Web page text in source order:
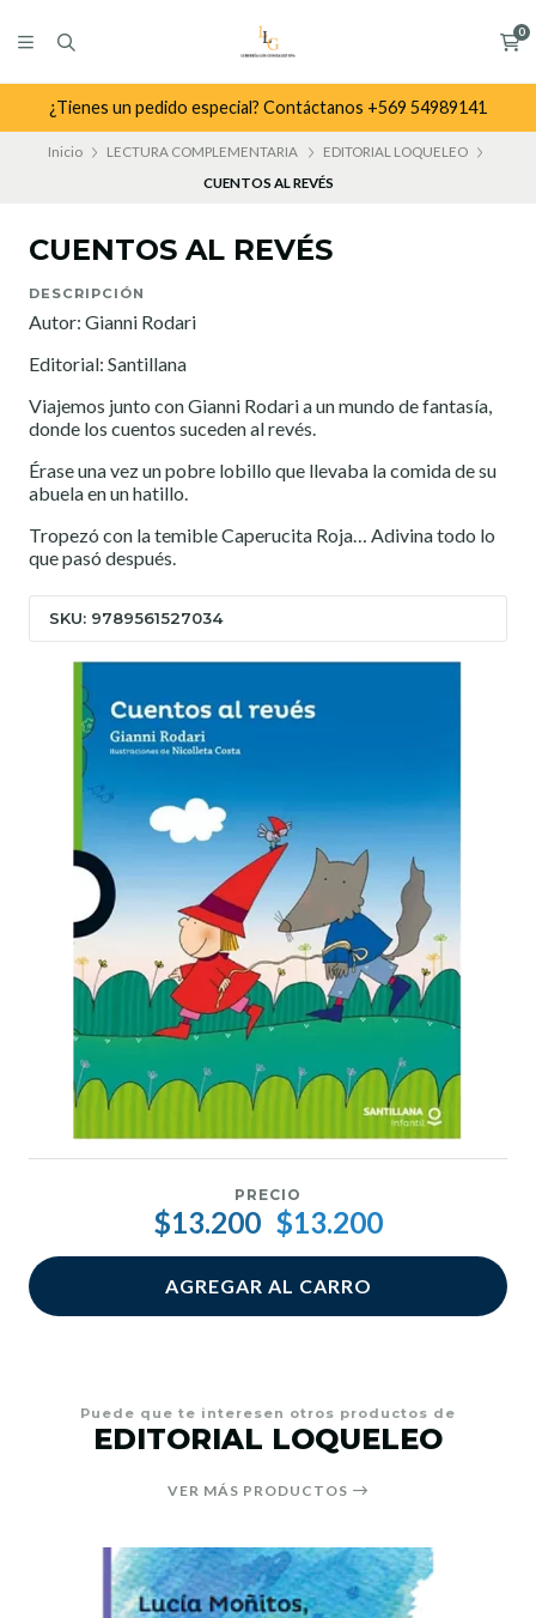
0
¿Tienes un pedido especial? Contáctanos +569 54989141
Inicio LECTURA COMPLEMENTARIA
EDITORIAL LOQUELEO
CUENTOS AL REVÉS
CUENTOS AL REVÉS
DESCRIPCIÓN
Autor: Gianni Rodari
Editorial: Santillana
Viajemos junto con Gianni Rodari a un mundo de fantasía,
donde los cuentos suceden al revés.
Érase una vez un pobre lobillo que llevaba la comida de su
abuela en un hatillo.
Tropezó con la temible Caperucita Roja… Adivina todo lo
que pasó después.
SKU: 9789561527034
PRECIO
$13.200 $13.200
AGREGAR AL CARRO
Puede que te interesen otros productos de
EDITORIAL LOQUELEO
VER MÁS PRODUCTOS